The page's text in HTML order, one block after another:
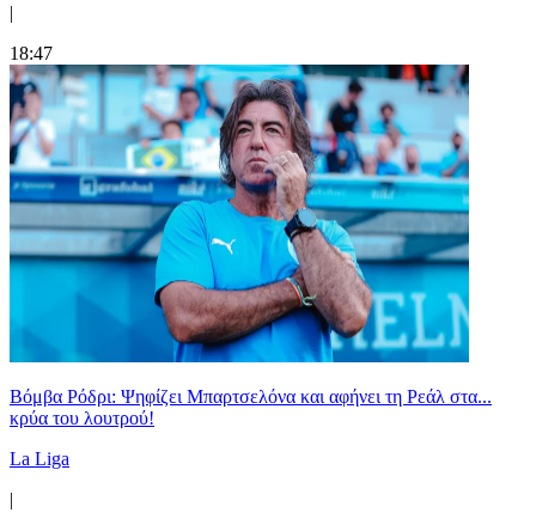
|
18:47
Βόμβα Ρόδρι: Ψηφίζει Μπαρτσελόνα και αφήνει τη Ρεάλ στα...
κρύα του λουτρού!
La Liga
|